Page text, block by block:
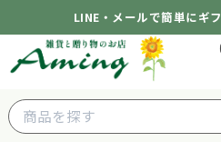
LINE・メールで簡単にギ